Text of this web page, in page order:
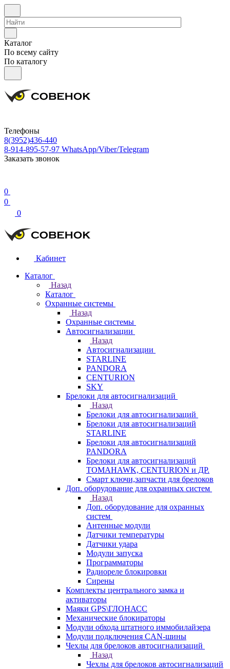
Каталог
По всему сайту
По каталогу
Телефоны
8(3952)436-440
8-914-895-57-97 WhatsApp/Viber/Telegram
Заказать звонок
0
0
0
Кабинет
Каталог
Назад
Каталог
Охранные системы
Назад
Охранные системы
Автосигнализации
Назад
Автосигнализации
STARLINE
PANDORA
CENTURION
SKY
Брелоки для автосигнализаций
Назад
Брелоки для автосигнализаций
Брелоки для автосигнализаций
STARLINE
Брелоки для автосигнализаций
PANDORA
Брелоки для автосигнализаций
TOMAHAWK, CENTURION и ДР.
Смарт ключи,запчасти для брелоков
Доп. оборудование для охранных систем
Назад
Доп. оборудование для охранных
систем
Антенные модули
Датчики температуры
Датчики удара
Модули запуска
Программаторы
Радиореле блокировки
Сирены
Комплекты центрального замка и
активаторы
Маяки GPS\ГЛОНАСС
Механические блокираторы
Модули обхода штатного иммобилайзера
Модули подключения CAN-шины
Чехлы для брелоков автосигнализаций
Назад
Чехлы для брелоков автосигнализаций